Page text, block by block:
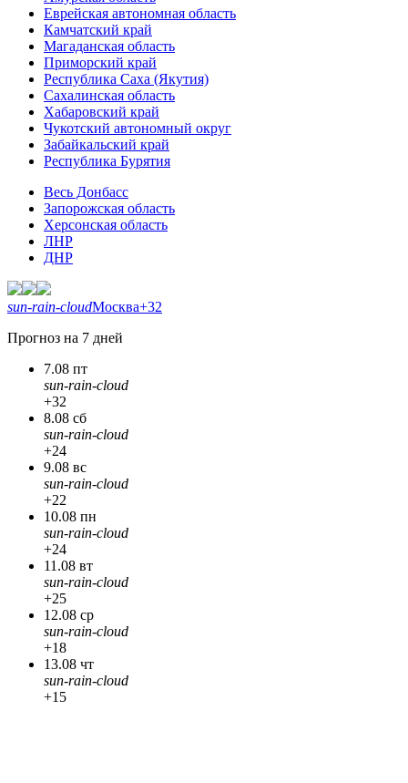
Еврейская автономная область
Камчатский край
Магаданская область
Приморский край
Республика Саха (Якутия)
Сахалинская область
Хабаровский край
Чукотский автономный округ
Забайкальский край
Республика Бурятия
Весь Донбасс
Запорожская область
Херсонская область
ЛНР
ДНР
sun-rain-cloudМосква+32
Прогноз на 7 дней
7.08 пт
sun-rain-cloud
+32
8.08 сб
sun-rain-cloud
+24
9.08 вс
sun-rain-cloud
+22
10.08 пн
sun-rain-cloud
+24
11.08 вт
sun-rain-cloud
+25
12.08 ср
sun-rain-cloud
+18
13.08 чт
sun-rain-cloud
+15